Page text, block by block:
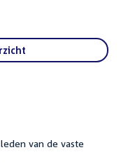
van de vaste